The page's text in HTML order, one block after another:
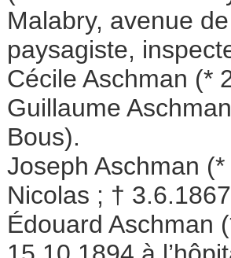
Malabry, avenue
paysagiste,
Cécile Aschman (*
Guillaume
Bous).
Joseph Aschman
Nicolas ; †
Édouard Aschman